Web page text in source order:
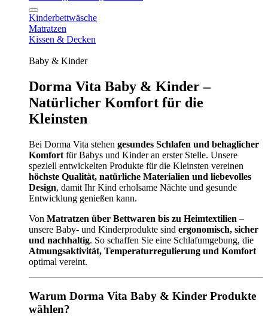
Kinderbettwäsche
Matratzen
Kissen & Decken
Baby & Kinder
Dorma Vita Baby & Kinder –
Natürlicher Komfort für die
Kleinsten
Bei Dorma Vita stehen gesundes Schlafen und behaglicher
Komfort für Babys und Kinder an erster Stelle. Unsere
speziell entwickelten Produkte für die Kleinsten vereinen
höchste Qualität, natürliche Materialien und liebevolles
Design, damit Ihr Kind erholsame Nächte und gesunde
Entwicklung genießen kann.
Von Matratzen über Bettwaren bis zu Heimtextilien –
unsere Baby- und Kinderprodukte sind ergonomisch, sicher
und nachhaltig. So schaffen Sie eine Schlafumgebung, die
Atmungsaktivität, Temperaturregulierung und Komfort
optimal vereint.
Warum Dorma Vita Baby & Kinder Produkte
wählen?